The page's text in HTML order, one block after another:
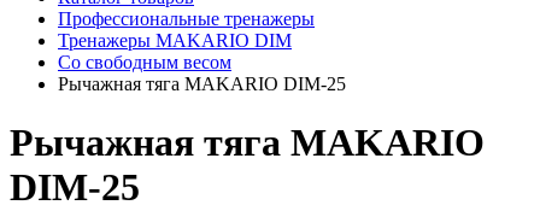
Профессиональные тренажеры
Тренажеры MAKARIO DIM
Со свободным весом
Рычажная тяга MAKARIO DIM-25
Рычажная тяга MAKARIO
DIM-25